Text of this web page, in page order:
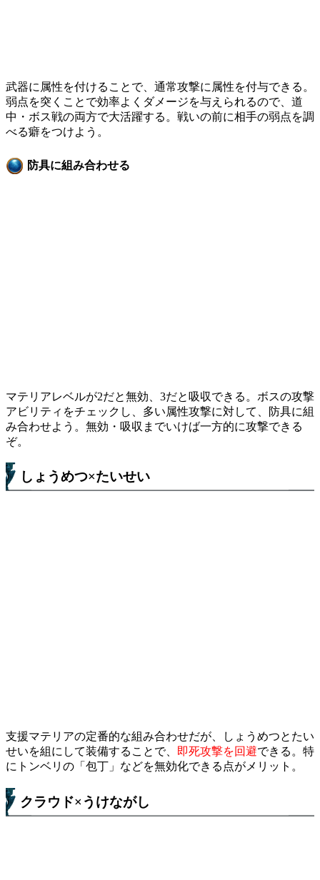
武器に属性を付けることで、通常攻撃に属性を付与できる。
弱点を突くことで効率よくダメージを与えられるので、道
中・ボス戦の両方で大活躍する。戦いの前に相手の弱点を調
べる癖をつけよう。
防具に組み合わせる
マテリアレベルが2だと無効、3だと吸収できる。ボスの攻撃
アビリティをチェックし、多い属性攻撃に対して、防具に組
み合わせよう。無効・吸収までいけば一方的に攻撃できる
ぞ。
しょうめつ×たいせい
支援マテリアの定番的な組み合わせだが、しょうめつとたい
せいを組にして装備することで、
即死攻撃を回避できる。特
にトンベリの「包丁」などを無効化できる点がメリット。
クラウド×うけながし